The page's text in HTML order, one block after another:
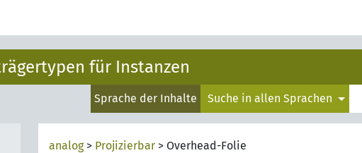
für Instanzen
Sprache der Inhalte Suche in allen Sprachen
analog> Projizierbar > Overhead-Folie